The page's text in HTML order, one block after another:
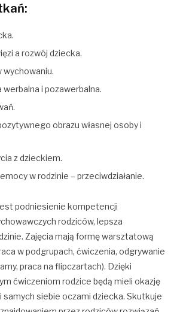
a rozwój dziecka.
wychowaniu.
werbalna i pozawerbalna.
obrazu własnej osoby i
z dzieckiem.
w rodzinie – przeciwdziałanie.
podniesienie kompetencji
rodziców, lepsza
Zajęcia mają formę warsztatową
w podgrupach, ćwiczenia, odgrywanie
praca na flipczartach). Dzięki
ćwiczeniom rodzice będą mieli okazję
samych siebie oczami dziecka. Skutkuje